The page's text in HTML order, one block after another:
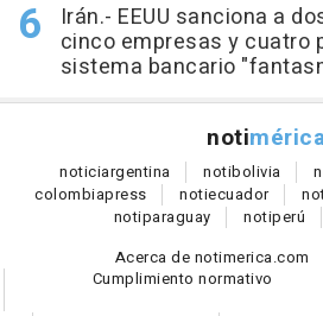
Irán.- EEUU sanciona a
cinco empresas y cuatro
sistema bancario
noti
noticiargentina notibolivia
colombiapress notiecuador
notiparaguay notiperú
Acerca de notimerica.com
Cumplimiento normativo